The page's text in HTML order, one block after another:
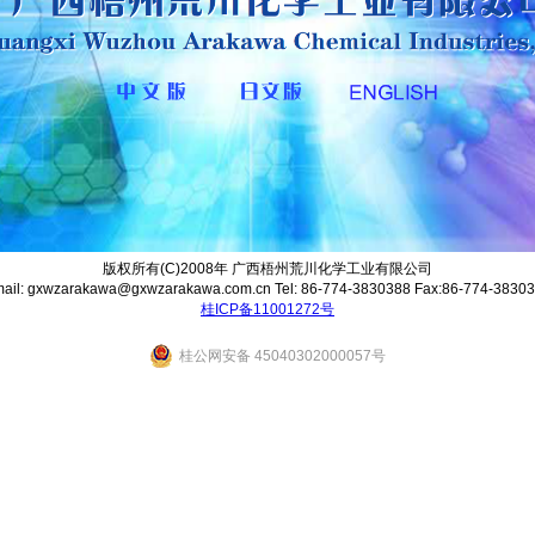
版权所有(C)2008年 广西梧州荒川化学工业有限公司
gxwzarakawa@gxwzarakawa.com.cn Tel: 86-774-3830388 Fax:86-774-
桂ICP备11001272号
桂公网安备 45040302000057号